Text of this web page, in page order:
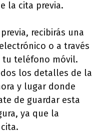
la cita previa.
recibirás una
o a través
tu teléfono móvil.
los detalles de la
y lugar donde
de guardar esta
ya que la